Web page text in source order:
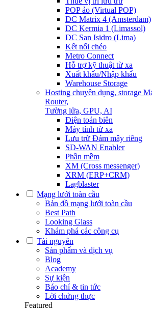
POP ảo (Virtual POP)
DC Matrix 4 (Amsterdam)
DC Kermia 1 (Limassol)
DC San Isidro (Lima)
Kết nối chéo
Metro Connect
Hỗ trợ kỹ thuật từ xa
Xuất khẩu/Nhập khẩu
Warehouse Storage
Hosting chuyên dụng, storage
Router,
Tường lửa, GPU, AI
Điện toán biên
Máy tính từ xa
Lưu trữ Đám mây riêng
SD-WAN Enabler
Phần mềm
XM (Cross messenger)
XRM (ERP+CRM)
Lagblaster
Mạng lưới toàn cầu
Bản đồ mạng lưới toàn cầu
Best Path
Looking Glass
Khám phá các công cụ
Tài nguyên
Sản phẩm và dịch vụ
Blog
Academy
Sự kiện
Báo chí & tin tức
Lời chứng thực
Featured